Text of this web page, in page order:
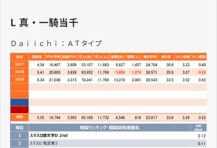
L 真・一騎当千
Ｄａｉｉｃｈｉ：ＡＴタイプ